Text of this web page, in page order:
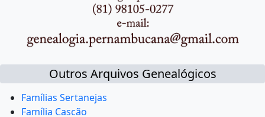
Outros Arquivos Genealógicos
Famílias Sertanejas
Família Cascão